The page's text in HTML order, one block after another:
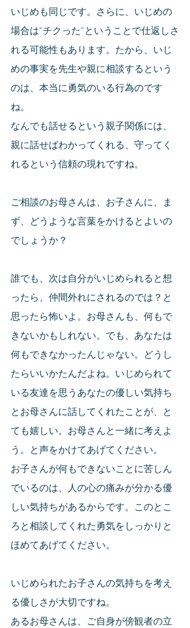
いじめも同じです。さらに、いじめの
場合は”チクった”ということで仕返しさ
れる可能性もあります。たから、いじ
めの事実を先生や親に相談するという
のは、本当に勇気のいる行為のです
ね。
なんでも話せるという親子関係には、
親に話せばわかってくれる、守ってく
れるという信頼の現れですね。
ご相談のお母さんは、お子さんに、ま
ず、どうような言葉をかけるとよいの
でしょうか？
誰でも、次は自分がいじめられると想
ったら、仲間外れにされるのでは？と
思ったら怖いよ。お母さんも、何もで
きないかもしれない。でも、あなたは
何もできなかったんじゃない。どうし
たらいいかたんだよね。いじめられて
いる友達を思うあなたの優しい気持ち
とお母さんに話してくれたことが、と
ても嬉しい。お母さんと一緒に考えよ
う。と声をかけてあげてください。
お子さんが何もできないことに苦しん
でいるのは、人の心の痛みが分かる優
しい気持ちがあるからです。このとこ
ろと相談してくれた勇気をしっかりと
ほめてあげてください。
いじめられたお子さんの気持ちを考え
る優しさが大切ですね。
あるお母さんは、ご自身が傍観者の立